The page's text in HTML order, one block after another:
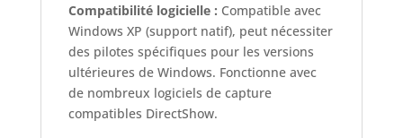
Compatibilité logicielle : Compatible avec
Windows XP (support natif), peut nécessiter
des pilotes spécifiques pour les versions
ultérieures de Windows. Fonctionne avec
de nombreux logiciels de capture
compatibles DirectShow.